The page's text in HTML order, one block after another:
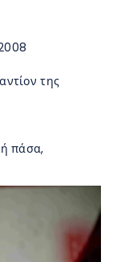
της
πάσα,